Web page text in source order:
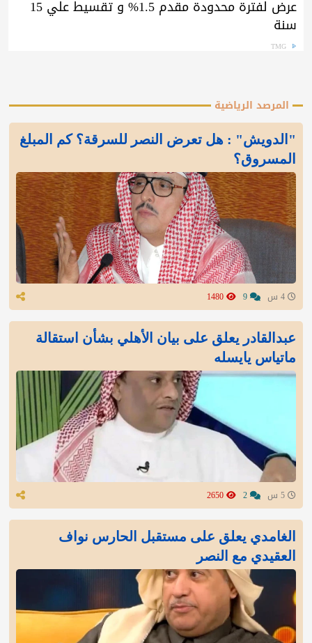
عرض لفترة محدودة مقدم 1.5% و تقسيط علي 15
سنة
TMG
المرصد الرياضية
"الدويش" : هل تعرض النصر للسرقة؟ كم المبلغ
المسروق؟
عبدالقادر يعلق على بيان الأهلي بشأن استقالة
ماتياس يايسله
الغامدي يعلق على مستقبل الحارس نواف
العقيدي مع النصر